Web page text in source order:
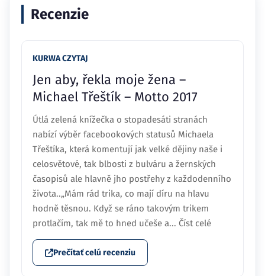
Recenzie
KURWA CZYTAJ
Jen aby, řekla moje žena –
Michael Třeštík – Motto 2017
Útlá zelená knížečka o stopadesáti stranách
nabízí výběr facebookových statusů Michaela
Třeštíka, která komentují jak velké dějiny naše i
celosvětové, tak blbosti z bulváru a žernských
časopisů ale hlavně jho postřehy z každodenního
života..„Mám rád trika, co mají díru na hlavu
hodně těsnou. Když se ráno takovým trikem
protlačím, tak mě to hned učeše a... Číst celé
Prečítať celú recenziu